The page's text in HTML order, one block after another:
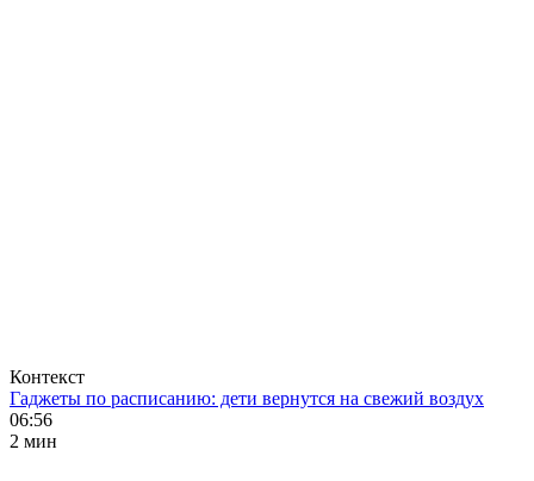
Контекст
Гаджеты по расписанию: дети вернутся на свежий воздух
06:56
2 мин